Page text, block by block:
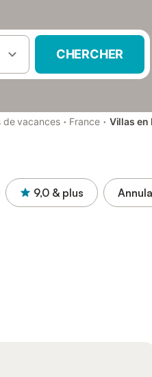
CHERCHER
de vacances · France · Villas en
9,0 & plus